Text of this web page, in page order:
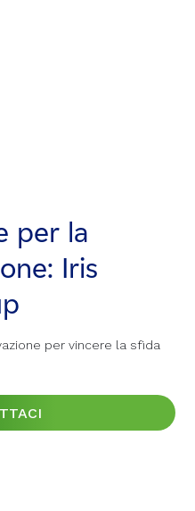
per la
Iris
per vincere la sfida
per la
Iris
per vincere la sfida
per la
Iris
per vincere la sfida